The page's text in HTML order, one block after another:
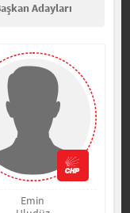
Adayları
Emin